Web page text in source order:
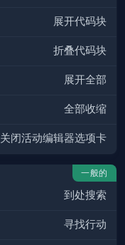
展开代码块
折叠代码块
展开全部
全部收缩
关闭活动编辑器选项卡
一般的
到处搜索
寻找行动